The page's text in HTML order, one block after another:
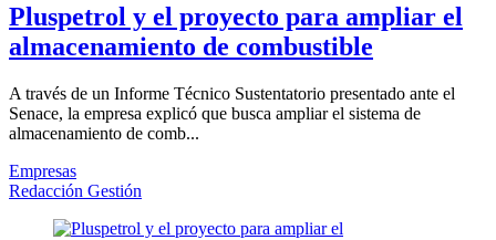
Pluspetrol y el proyecto para ampliar el
almacenamiento de combustible
A través de un Informe Técnico Sustentatorio presentado ante el
Senace, la empresa explicó que busca ampliar el sistema de
almacenamiento de comb...
Empresas
Redacción Gestión